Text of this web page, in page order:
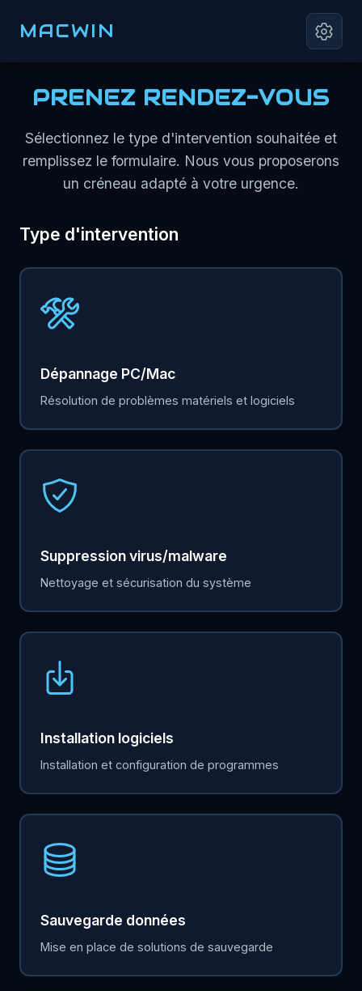
MACWIN
PRENEZ RENDEZ-VOUS
Sélectionnez le type d'intervention souhaitée et
remplissez le formulaire. Nous vous proposerons
un créneau adapté à votre urgence.
Type d'intervention
Dépannage PC/Mac
Résolution de problèmes matériels et logiciels
Suppression virus/malware
Nettoyage et sécurisation du système
Installation logiciels
Installation et configuration de programmes
Sauvegarde données
Mise en place de solutions de sauvegarde